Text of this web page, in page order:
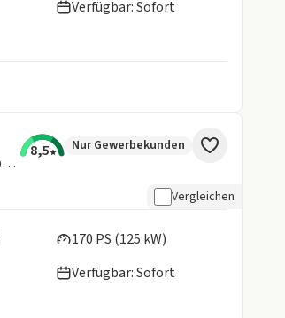
Verfügbar: Sofort
Titanium 320 L1 Automatik 170PS ***Sofort Verfügbar***
8,5 Nur Gewerbekunden
Vergleichen
170 PS (125 kW)
Verfügbar: Sofort